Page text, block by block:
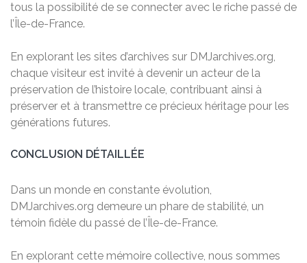
tous la possibilité de se connecter avec le riche passé de
l’Île-de-France.
En explorant les sites d’archives sur DMJarchives.org,
chaque visiteur est invité à devenir un acteur de la
préservation de l’histoire locale, contribuant ainsi à
préserver et à transmettre ce précieux héritage pour les
générations futures.
CONCLUSION DÉTAILLÉE
Dans un monde en constante évolution,
DMJarchives.org demeure un phare de stabilité, un
témoin fidèle du passé de l’Île-de-France.
En explorant cette mémoire collective, nous sommes